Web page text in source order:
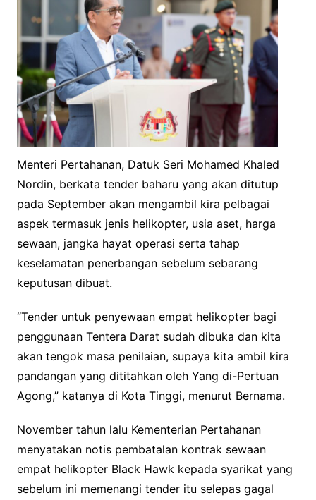
Menteri Pertahanan, Datuk Seri Mohamed Khaled
Nordin, berkata tender baharu yang akan ditutup
pada September akan mengambil kira pelbagai
aspek termasuk jenis helikopter, usia aset, harga
sewaan, jangka hayat operasi serta tahap
keselamatan penerbangan sebelum sebarang
keputusan dibuat.
“Tender untuk penyewaan empat helikopter bagi
penggunaan Tentera Darat sudah dibuka dan kita
akan tengok masa penilaian, supaya kita ambil kira
pandangan yang dititahkan oleh Yang di-Pertuan
Agong,” katanya di Kota Tinggi, menurut Bernama.
November tahun lalu Kementerian Pertahanan
menyatakan notis pembatalan kontrak sewaan
empat helikopter Black Hawk kepada syarikat yang
sebelum ini memenangi tender itu selepas gagal